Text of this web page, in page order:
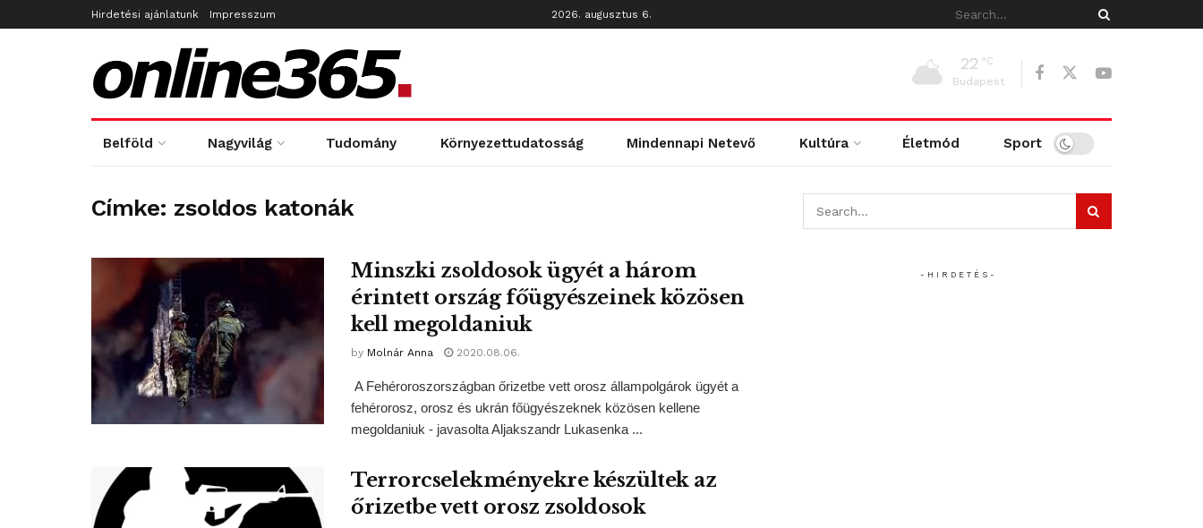
Hirdetési ajánlatunk Impresszum 2026. augusztus 6.
22 °C
Budapest
Belföld Nagyvilág Tudomány Környezettudatosság Mindennapi Netevő Kultúra Életmód Sport
Címke: zsoldos katonák
Minszki zsoldosok ügyét a három
érintett ország főügyészeinek közösen
kell megoldaniuk
by Molnár Anna 2020.08.06.
A Fehéroroszországban őrizetbe vett orosz állampolgárok ügyét a
fehérorosz, orosz és ukrán főügyészeknek közösen kellene
megoldaniuk - javasolta Aljakszandr Lukasenka ...
Terrorcselekményekre készültek az
őrizetbe vett orosz zsoldosok
- H I R D E T É S -